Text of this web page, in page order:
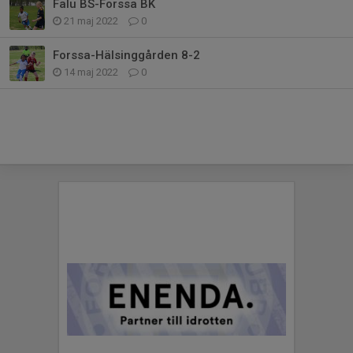
Falu BS-Forssa BK
21 maj 2022 0
Forssa-Hälsinggården 8-2
14 maj 2022 0